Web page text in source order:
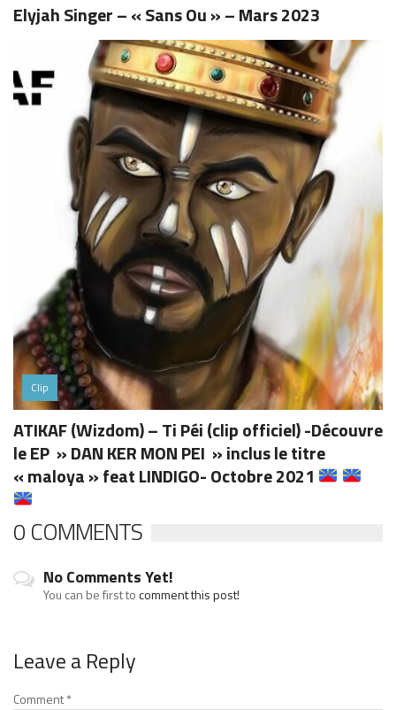
Elyjah Singer – « Sans Ou » – Mars 2023
Clip
ATIKAF (Wizdom) – Ti Péi (clip officiel) -Découvre
le EP » DAN KER MON PEI » inclus le titre
« maloya » feat LINDIGO- Octobre 2021
0 COMMENTS
No Comments Yet!
You can be first tocomment this post!
Leave a Reply
Comment*